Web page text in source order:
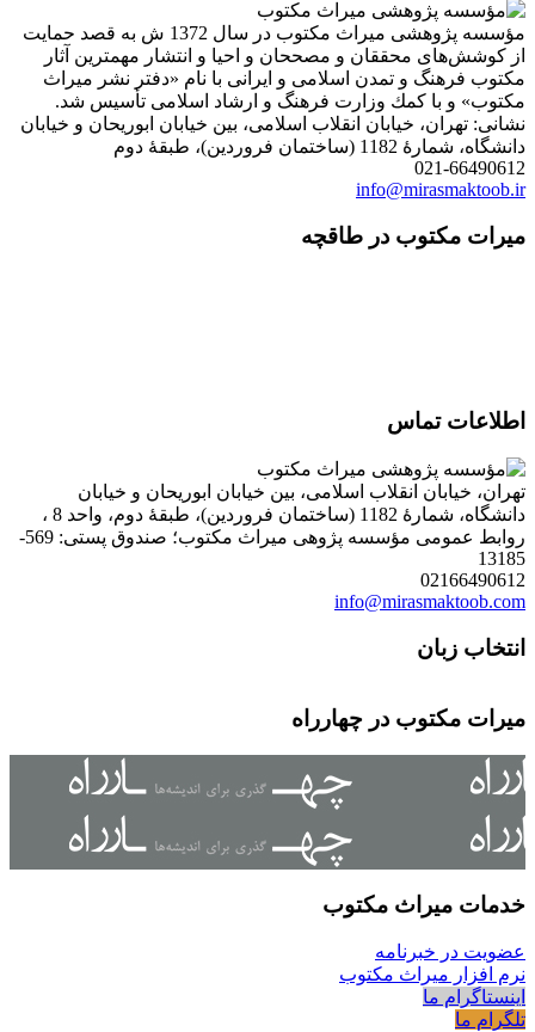
مؤسسه پژوهشی میراث مكتوب در سال 1372 ش به قصد حمایت
از كوشش‌های محققان و مصححان و احیا و انتشار مهمترین آثار
مكتوب فرهنگ و تمدن اسلامی و ایرانی با نام «دفتر نشر میراث
مكتوب» و با كمك وزارت فرهنگ و ارشاد اسلامی تأسیس شد.
نشانی: تهران، خیابان انقلاب اسلامی، بین خیابان ابوریحان و خیابان
دانشگاه، شمارۀ 1182 (ساختمان فروردین)، طبقۀ دوم
021-66490612
info@mirasmaktoob.ir
میرات مکتوب در طاقچه
اطلاعات تماس
تهران، خیابان انقلاب اسلامی، بین خیابان ابوریحان و خیابان
دانشگاه، شمارۀ 1182 (ساختمان فروردین)، طبقۀ دوم، واحد 8 ،
روابط عمومی مؤسسه پژوهی میراث مکتوب؛ صندوق پستی: 569-
13185
02166490612
info@mirasmaktoob.com
انتخاب زبان
میرات مکتوب در چهارراه
خدمات میراث مکتوب
عضویت در خبرنامه
نرم افزار میراث مکتوب
اینستاگرام ما
تلگرام ما